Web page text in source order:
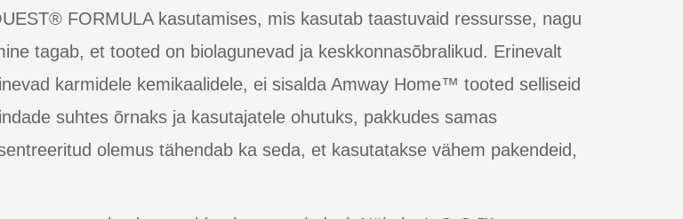
FORMULA kasutamises, mis kasutab taastuvaid ressursse, nagu
tagab, et tooted on biolagunevad ja keskkonnasõbralikud. Erinevalt
karmidele kemikaalidele, ei sisalda Amway Home™ tooted selliseid
suhtes õrnaks ja kasutajatele ohutuks, pakkudes samas
olemus tähendab ka seda, et kasutatakse vähem pakendeid,